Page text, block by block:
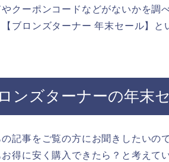
やクーポンコードなどがないかを調
【ブロンズターナー 年末セール】と
ンズターナーの年末
の記事をご覧の方にお聞きしたいの
お得に安く購入できたら？と考えて